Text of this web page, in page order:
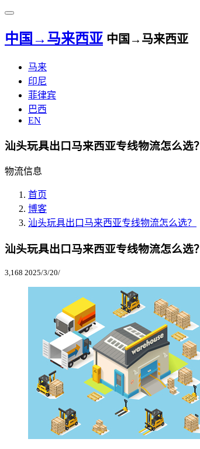
中国→马来西亚 中国→马来西亚
马来
印尼
菲律宾
巴西
EN
汕头玩具出口马来西亚专线物流怎么选？
物流信息
首页
博客
汕头玩具出口马来西亚专线物流怎么选？
汕头玩具出口马来西亚专线物流怎么选？
3,168 2025/3/20/